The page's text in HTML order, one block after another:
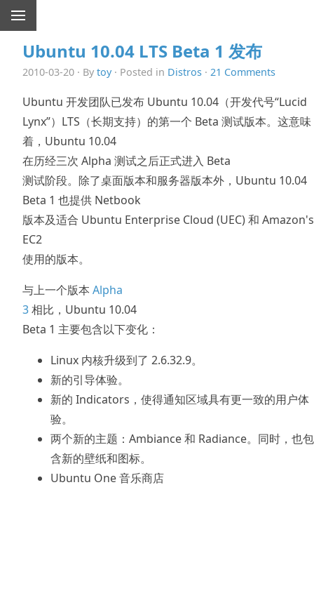
Ubuntu 10.04 LTS Beta 1 发布
2010-03-20 · By toy· Posted in Distros · 21 Comments
Ubuntu 开发团队已发布 Ubuntu 10.04（开发代号“Lucid
Lynx”）LTS（长期支持）的第一个 Beta 测试版本。这意味
着，Ubuntu 10.04
在历经三次 Alpha 测试之后正式进入 Beta
测试阶段。除了桌面版本和服务器版本外，Ubuntu 10.04
Beta 1 也提供 Netbook
版本及适合 Ubuntu Enterprise Cloud (UEC) 和 Amazon's
EC2
使用的版本。
与上一个版本 Alpha
3相比，Ubuntu 10.04
Beta 1 主要包含以下变化：
Linux 内核升级到了 2.6.32.9。
新的引导体验。
新的 Indicators，使得通知区域具有更一致的用户体
验。
两个新的主题：Ambiance 和 Radiance。同时，也包
含新的壁纸和图标。
Ubuntu One 音乐商店